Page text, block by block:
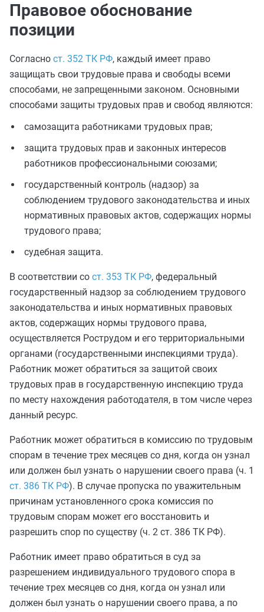
Правовое обоснование
позиции
Согласно ст. 352 ТК РФ, каждый имеет право
защищать свои трудовые права и свободы всеми
способами, не запрещенными законом. Основными
способами защиты трудовых прав и свобод являются:
самозащита работниками трудовых прав;
защита трудовых прав и законных интересов
работников профессиональными союзами;
государственный контроль (надзор) за
соблюдением трудового законодательства и иных
нормативных правовых актов, содержащих нормы
трудового права;
судебная защита.
В соответствии со ст. 353 ТК РФ, федеральный
государственный надзор за соблюдением трудового
законодательства и иных нормативных правовых
актов, содержащих нормы трудового права,
осуществляется Рострудом и его территориальными
органами (государственными инспекциями труда).
Работник может обратиться за защитой своих
трудовых прав в государственную инспекцию труда
по месту нахождения работодателя, в том числе через
данный ресурс.
Работник может обратиться в комиссию по трудовым
спорам в течение трех месяцев со дня, когда он узнал
или должен был узнать о нарушении своего права (ч. 1
ст. 386 ТК РФ). В случае пропуска по уважительным
причинам установленного срока комиссия по
трудовым спорам может его восстановить и
разрешить спор по существу (ч. 2 ст. 386 ТК РФ).
Работник имеет право обратиться в суд за
разрешением индивидуального трудового спора в
течение трех месяцев со дня, когда он узнал или
должен был узнать о нарушении своего права, а по